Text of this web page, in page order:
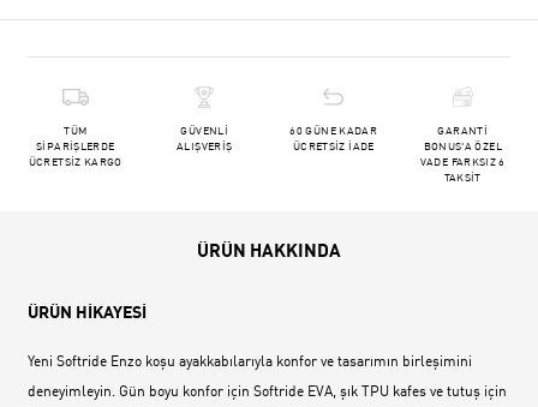
TÜM
SİPARİŞLERDE
ÜCRETSİZ KARGO
GÜVENLİ
ALIŞVERİŞ
60 GÜNE KADAR
ÜCRETSİZ İADE
GARANTİ
BONUS'A ÖZEL
VADE FARKSIZ 6
TAKSİT
ÜRÜN HAKKINDA
ÜRÜN HİKAYESİ
Yeni Softride Enzo koşu ayakkabılarıyla konfor ve tasarımın birleşimini
deneyimleyin. Gün boyu konfor için Softride EVA, şık TPU kafes ve tutuş için